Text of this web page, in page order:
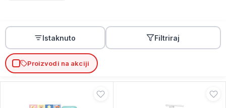
Istaknuto Filtriraj
Proizvodi na akciji